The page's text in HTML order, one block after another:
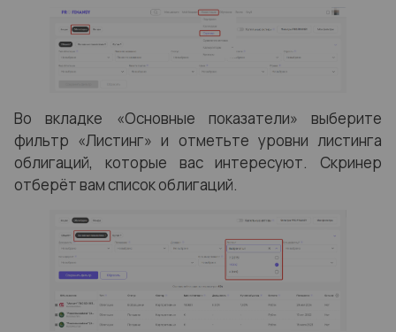
Во вкладке «Основные показатели» выберите
фильтр «Листинг» и отметьте уровни листинга
облигаций, которые вас интересуют. Скринер
отберёт вам список облигаций.